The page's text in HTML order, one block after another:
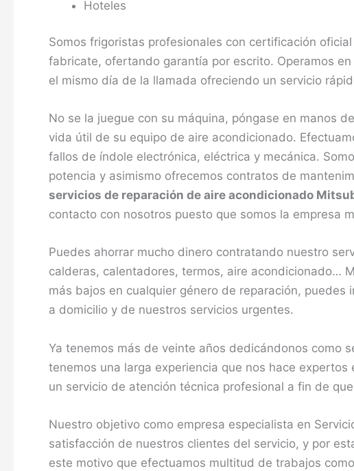
Hoteles
Somos frigoristas profesionales con certificación
fabricate, ofertando garantía por escrito. Operamos
el mismo día de la llamada ofreciendo un servicio
No se la juegue con su máquina, póngase en manos
vida útil de su equipo de aire acondicionado.
fallos de índole electrónica, eléctrica y mecánica.
potencia y asimismo ofrecemos contratos de
servicios de reparación de aire acondicionado
contacto con nosotros puesto que somos la empresa
Puedes ahorrar mucho dinero contratando nuestro
calderas, calentadores, termos, aire acondicionado…
más bajos en cualquier género de reparación,
a domicilio y de nuestros servicios urgentes.
Ya tenemos más de veinte años dedicándonos como
tenemos una larga experiencia que nos hace
un servicio de atención técnica profesional a fin de
Nuestro objetivo como empresa especialista en
satisfacción de nuestros clientes del servicio, y por
este motivo que efectuamos multitud de trabajos